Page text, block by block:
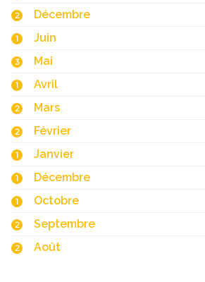
2 Décembre
1 Juin
3 Mai
1 Avril
2 Mars
2 Février
1 Janvier
1 Décembre
1 Octobre
2 Septembre
2 Août